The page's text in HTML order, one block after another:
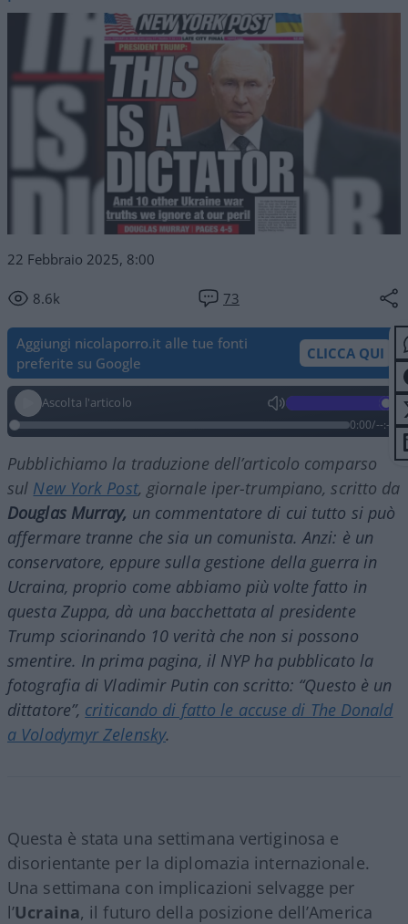
22 Febbraio 2025, 8:00
8.6k 73
Aggiungi nicolaporro.it alle tue fonti
preferite su Google
CLICCA QUI
Ascolta l'articolo
0:00/--:--
Pubblichiamo la traduzione dell’articolo comparso
sul New York Post, giornale iper-trumpiano, scritto da
Douglas Murray, un commentatore di cui tutto si può
affermare tranne che sia un comunista. Anzi: è un
conservatore, eppure sulla gestione della guerra in
Ucraina, proprio come abbiamo più volte fatto in
questa Zuppa, dà una bacchettata al presidente
Trump sciorinando 10 verità che non si possono
smentire. In prima pagina, il NYP ha pubblicato la
fotografia di Vladimir Putin con scritto: “Questo è un
dittatore”, criticando di fatto le accuse di The Donald
a Volodymyr Zelensky.
Questa è stata una settimana vertiginosa e
disorientante per la diplomazia internazionale.
Una settimana con implicazioni selvagge per
l’Ucraina, il futuro della posizione dell’America